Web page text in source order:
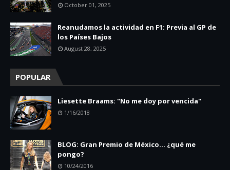
October 01, 2025
Reanudamos la actividad en F1: Previa al GP de
los Países Bajos
August 28, 2025
POPULAR
Liesette Braams: "No me doy por vencida"
1/16/2018
BLOG: Gran Premio de México... ¿qué me
pongo?
10/24/2016